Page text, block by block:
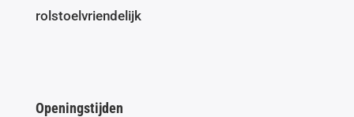
rolstoelvriendelijk
Openingstijden